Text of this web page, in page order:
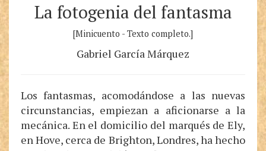
La fotogenia del fantasma
[Minicuento - Texto completo.]
Gabriel García Márquez
Los fantasmas, acomodándose a las nuevas
circunstancias, empiezan a aficionarse a la
mecánica. En el domicilio del marqués de Ely,
en Hove, cerca de Brighton, Londres, ha hecho